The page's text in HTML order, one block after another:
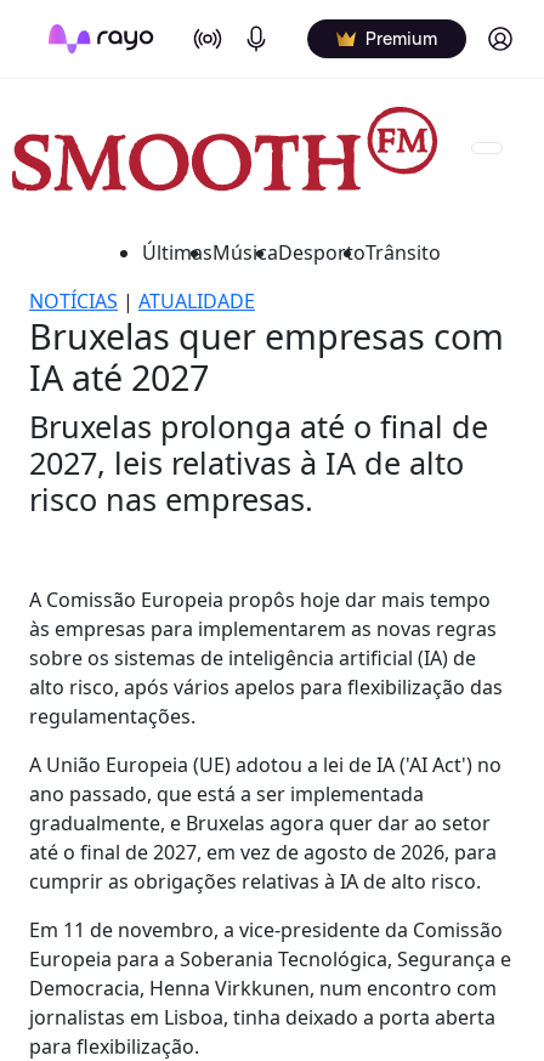
On Air Podcasts Premium Log in
ÚltimasMúsicaDesportoTrânsito
NOTÍCIAS | ATUALIDADE
Bruxelas quer empresas com
IA até 2027
Bruxelas prolonga até o final de
2027, leis relativas à IA de alto
risco nas empresas.
A Comissão Europeia propôs hoje dar mais tempo
às empresas para implementarem as novas regras
sobre os sistemas de inteligência artificial (IA) de
alto risco, após vários apelos para flexibilização das
regulamentações.
A União Europeia (UE) adotou a lei de IA ('AI Act') no
ano passado, que está a ser implementada
gradualmente, e Bruxelas agora quer dar ao setor
até o final de 2027, em vez de agosto de 2026, para
cumprir as obrigações relativas à IA de alto risco.
Em 11 de novembro, a vice-presidente da Comissão
Europeia para a Soberania Tecnológica, Segurança e
Democracia, Henna Virkkunen, num encontro com
jornalistas em Lisboa, tinha deixado a porta aberta
para flexibilização.